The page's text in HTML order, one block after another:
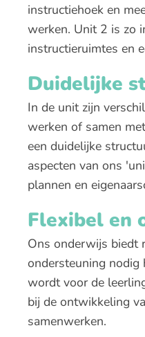
instructiehoek en
werken. Unit 2 is zo
instructieruimtes en
Duidelijke
In de unit zijn
werken of samen
een duidelijke
aspecten van ons
plannen en
Flexibel en
Ons onderwijs biedt
ondersteuning nodig
wordt voor de
bij de ontwikkeling
samenwerken.